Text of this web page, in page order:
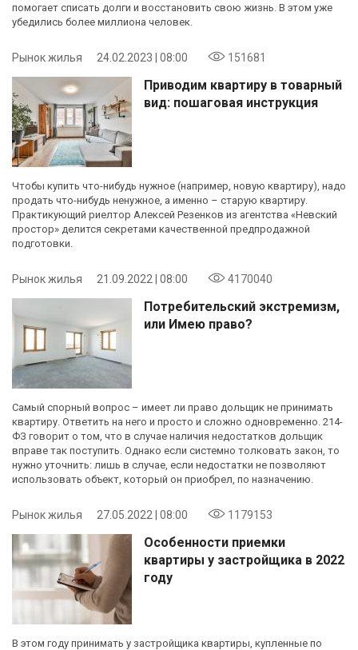
помогает списать долги и восстановить свою жизнь. В этом уже
убедились более миллиона человек.
Рынок жилья 24.02.2023 | 08:00 151681
Приводим квартиру в товарный
вид: пошаговая инструкция
Чтобы купить что-нибудь нужное (например, новую квартиру), надо
продать что-нибудь ненужное, а именно – старую квартиру.
Практикующий риелтор Алексей Резенков из агентства «Невский
простор» делится секретами качественной предпродажной
подготовки.
Рынок жилья 21.09.2022 | 08:00 4170040
Потребительский экстремизм,
или Имею право?
Самый спорный вопрос – имеет ли право дольщик не принимать
квартиру. Ответить на него и просто и сложно одновременно. 214-
ФЗ говорит о том, что в случае наличия недостатков дольщик
вправе так поступить. Однако если системно толковать закон, то
нужно уточнить: лишь в случае, если недостатки не позволяют
использовать объект, который он приобрел, по назначению.
Рынок жилья 27.05.2022 | 08:00 1179153
Особенности приемки
квартиры у застройщика в 2022
году
В этом году принимать у застройщика квартиры, купленные по